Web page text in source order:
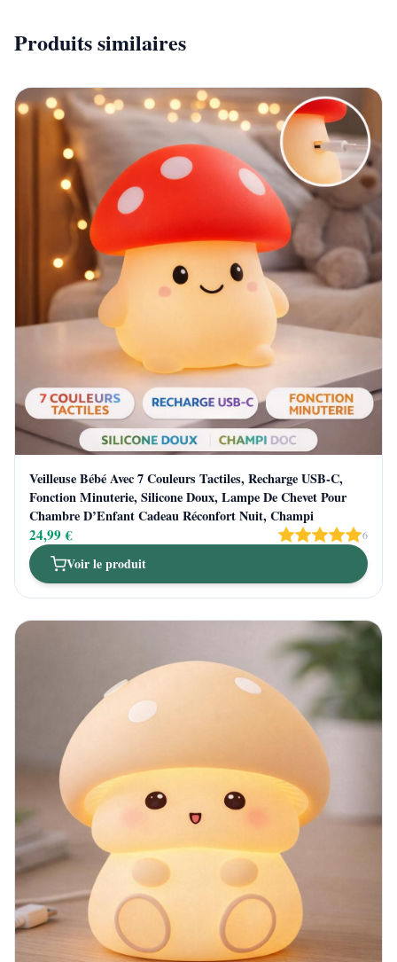
Produits similaires
Veilleuse Bébé Avec 7 Couleurs Tactiles, Recharge USB-C,
Fonction Minuterie, Silicone Doux, Lampe De Chevet Pour
Chambre D’Enfant Cadeau Réconfort Nuit, Champi
24,99 € 6
Voir le produit